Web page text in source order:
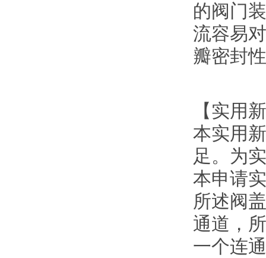
的阀门
流容易
瓣密封
【实用
本实用
足。为
本申请
所述阀
通道，
一个连